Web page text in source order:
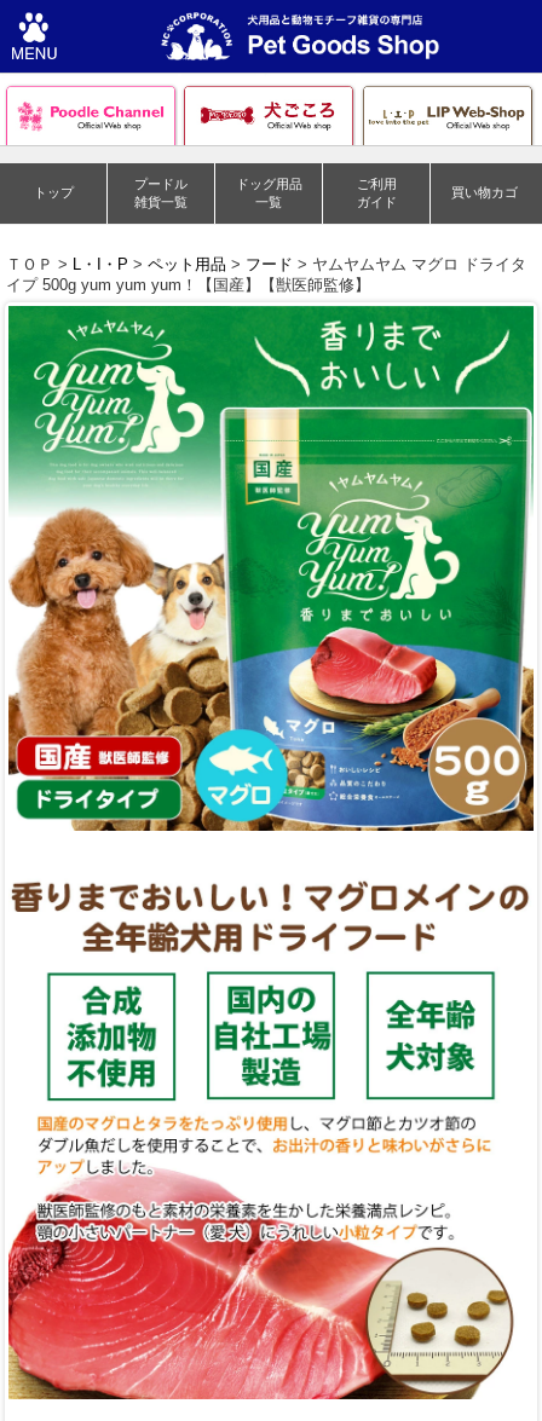
トップ
プードル
雑貨一覧
ドッグ用品
一覧
ご利用
ガイド
買い物カゴ
ＴＯＰ > L・I・P > ペット用品 > フード > ヤムヤムヤム マグロ ドライタ
イプ 500g yum yum yum！【国産】【獣医師監修】